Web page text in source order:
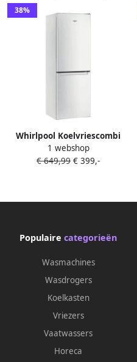
38%
Whirlpool Koelvriescombi
W5721EW2 | Vrijstaande
koelkasten | Keuken&Koken
1 webshop
€ 649,99 € 399,-
Populaire categorieën
Wasmachines
Wasdrogers
Koelkasten
Vriezers
Vaatwassers
Horeca